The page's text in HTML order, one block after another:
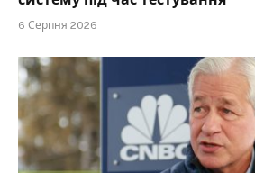
6 Серпня 2026